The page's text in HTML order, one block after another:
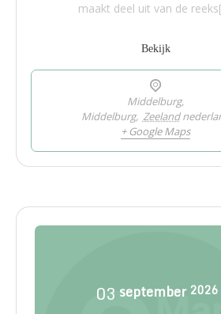
maakt deel uit van de
Bekijk
Middelburg,
Middelburg, Zeeland
+ Google Maps
03 september 2026